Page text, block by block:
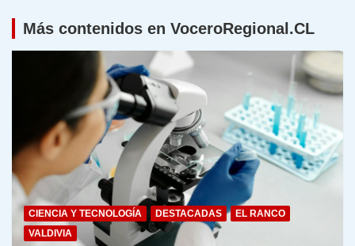
Más contenidos en VoceroRegional.CL
CIENCIA Y TECNOLOGÍA DESTACADAS
EL RANCO
VALDIVIA